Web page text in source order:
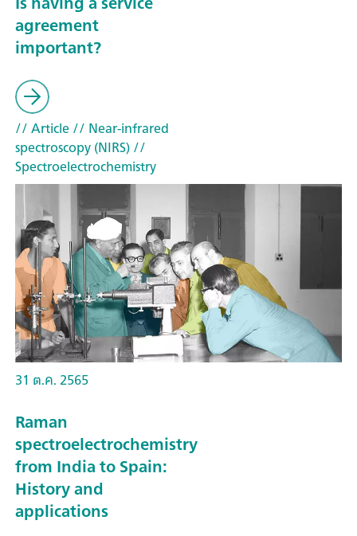
agreement
important?
// Article// Near-infrared
spectroscopy (NIRS)//
Spectroelectrochemistry
31 ต.ค. 2565
Raman
spectroelectrochemistry
from India to Spain:
History and
applications